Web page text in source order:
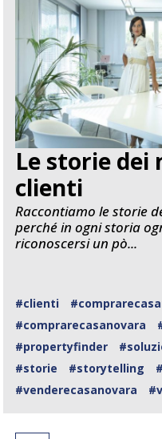
Le storie dei
clienti
Raccontiamo le storie
perché in ogni storia
riconoscersi un pò...
#clienti
#comprarecasanovara
#propertyfinder
#storie
#storytelling
#venderecasanovara